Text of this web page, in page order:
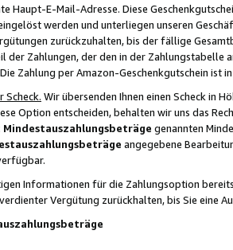
Haupt-E-Mail-Adresse. Diese
werden und unterliegen unseren
zurückzuhalten, bis der fällige
der Zahlungen, der den in der
Zahlung per Amazon-Geschenkgutschein ist
Scheck. Wir übersenden Ihnen einen Scheck in
Option entscheiden, behalten wir uns das
Mindestauszahlungsbeträge genannten
angegebene
Informationen für die Zahlungsoption
Vergütung zurückhalten, bis Sie